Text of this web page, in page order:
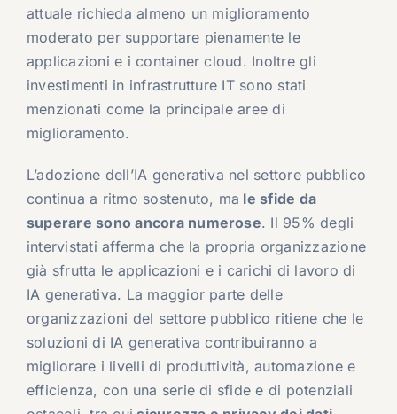
attuale richieda almeno un miglioramento
moderato per supportare pienamente le
applicazioni e i container cloud. Inoltre gli
investimenti in infrastrutture IT sono stati
menzionati come la principale aree di
miglioramento.
L’adozione dell’IA generativa nel settore pubblico
continua a ritmo sostenuto, ma le sfide da
superare sono ancora numerose. Il 95% degli
intervistati afferma che la propria organizzazione
già sfrutta le applicazioni e i carichi di lavoro di
IA generativa. La maggior parte delle
organizzazioni del settore pubblico ritiene che le
soluzioni di IA generativa contribuiranno a
migliorare i livelli di produttività, automazione e
efficienza, con una serie di sfide e di potenziali